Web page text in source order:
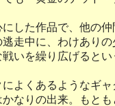
した作品で、他の
走中に、わけあり
いを繰り広げると
よくあるようなギ
なりの出来。もと